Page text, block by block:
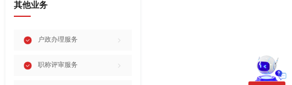
其他业务
户政办理服务
职称评审服务